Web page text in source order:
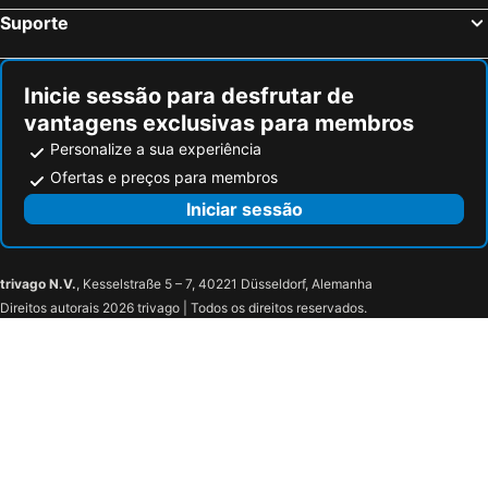
Suporte
Inicie sessão para desfrutar de
vantagens exclusivas para membros
Personalize a sua experiência
Ofertas e preços para membros
Iniciar sessão
trivago N.V., Kesselstraße 5 – 7, 40221 Düsseldorf, Alemanha
Direitos autorais 2026 trivago | Todos os direitos reservados.